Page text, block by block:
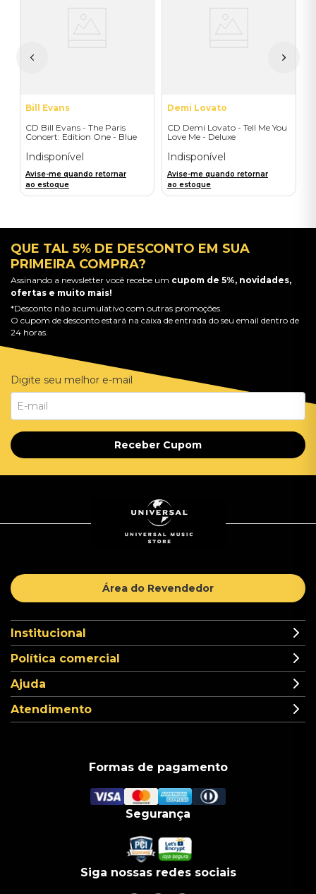
Bill Evans
CD Bill Evans - The Paris
Concert: Edition One - Blue
Indisponível
Avise-me quando retornar
ao estoque
Demi Lovato
CD Demi Lovato - Tell Me You
Love Me - Deluxe
Indisponível
Avise-me quando retornar
ao estoque
QUE TAL 5% DE DESCONTO EM SUA
PRIMEIRA COMPRA?
Assinando a newsletter você recebe um cupom de 5%, novidades,
ofertas e muito mais!
*Desconto não acumulativo com outras promoções.
O cupom de desconto estará na caixa de entrada do seu email dentro de
24 horas.
Digite seu melhor e-mail
Receber Cupom
Área do Revendedor
Institucional
Política comercial
Ajuda
Atendimento
Formas de pagamento
Segurança
Siga nossas redes sociais